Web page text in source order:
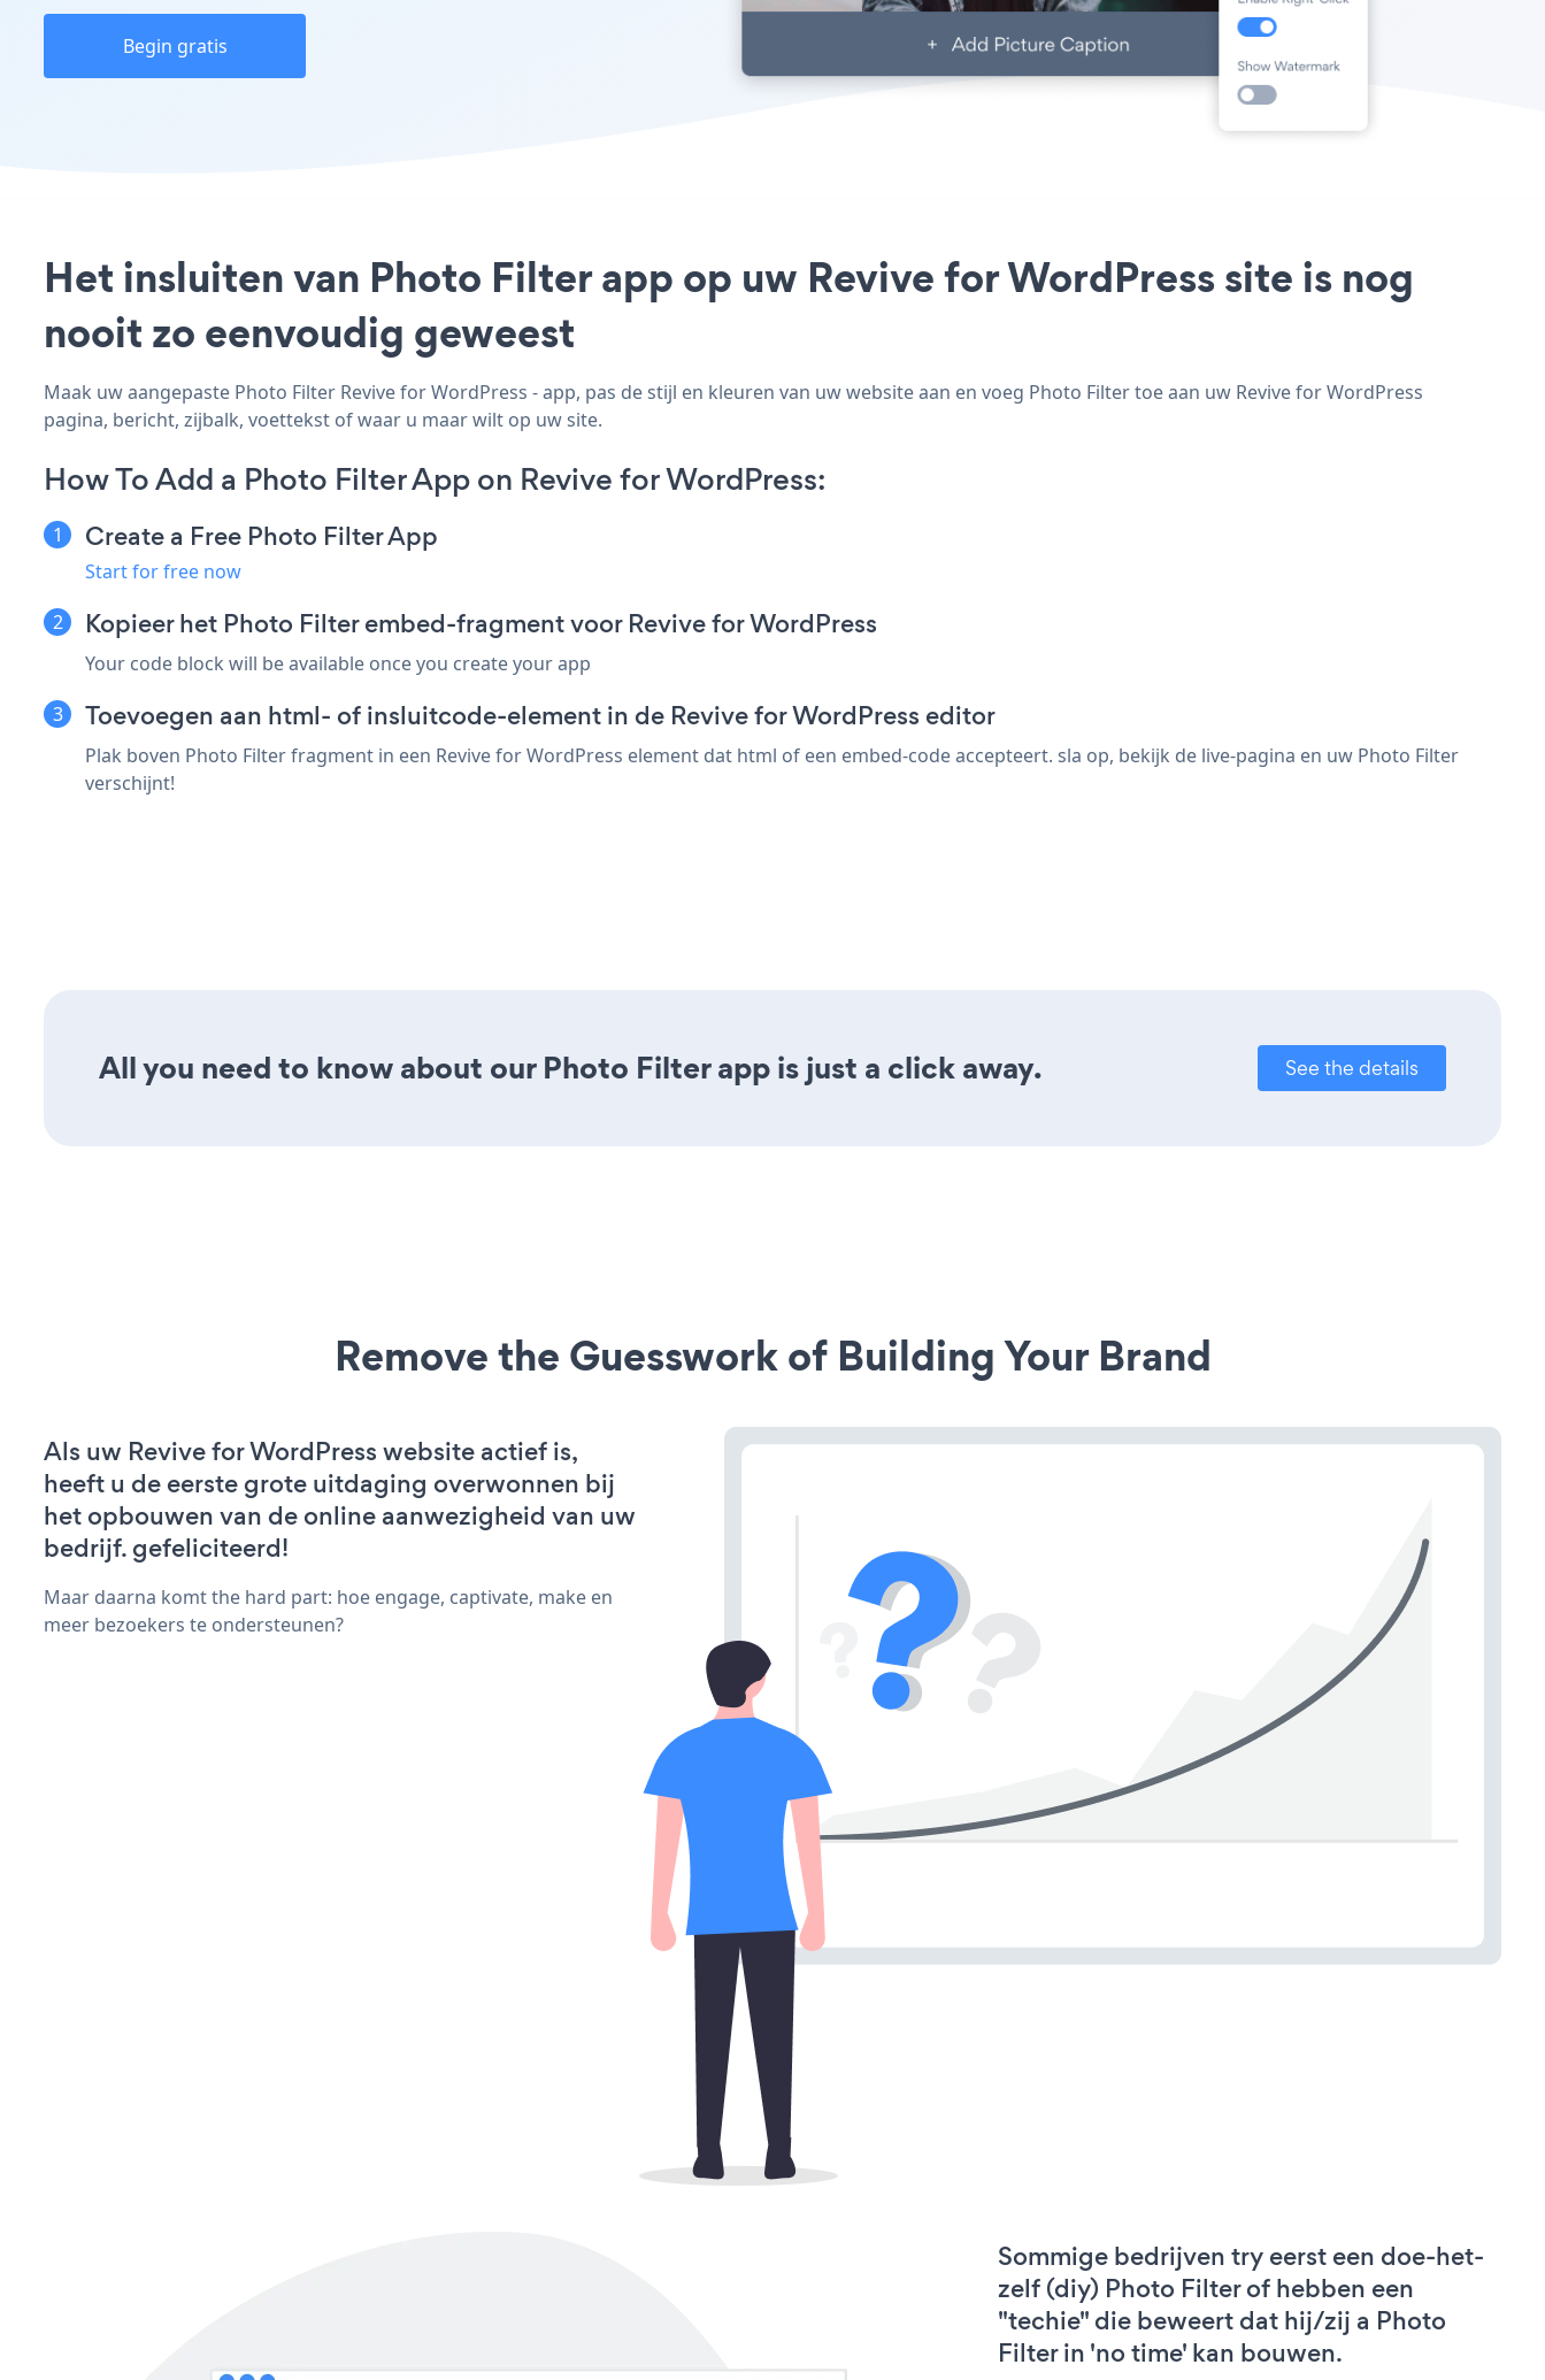
Begin gratis
Het insluiten van Photo Filter app op uw Revive for WordPress site is nog
nooit zo eenvoudig geweest
Maak uw aangepaste Photo Filter Revive for WordPress - app, pas de stijl en kleuren van uw website aan en voeg Photo Filter toe aan uw Revive for WordPress
pagina, bericht, zijbalk, voettekst of waar u maar wilt op uw site.
How To Add a Photo Filter App on Revive for WordPress:
Create a Free Photo Filter App
Start for free now
Kopieer het Photo Filter embed-fragment voor Revive for WordPress
Your code block will be available once you create your app
Toevoegen aan html- of insluitcode-element in de Revive for WordPress editor
Plak boven Photo Filter fragment in een Revive for WordPress element dat html of een embed-code accepteert. sla op, bekijk de live-pagina en uw Photo Filter
verschijnt!
All you need to know about our Photo Filter app is just a click away. See the details
Remove the Guesswork of Building Your Brand
Als uw Revive for WordPress website actief is,
heeft u de eerste grote uitdaging overwonnen bij
het opbouwen van de online aanwezigheid van uw
bedrijf. gefeliciteerd!
Maar daarna komt the hard part: hoe engage, captivate, make en
meer bezoekers te ondersteunen?
Sommige bedrijven try eerst een doe-het-
zelf (diy) Photo Filter of hebben een
"techie" die beweert dat hij/zij a Photo
Filter in 'no time' kan bouwen.